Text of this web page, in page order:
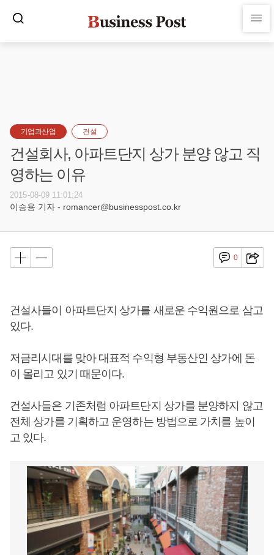
기업과산업 건설
건설회사, 아파트단지 상가 분양 않고 직
영하는 이유
2015-08-09 11:01:24
이승용 기자 - romancer@businesspost.co.kr
0
건설사들이 아파트단지 상가를 새로운 수익원으로 삼고
있다.
저금리시대를 맞아 대표적 수익형 부동산인 상가에 돈
이 몰리고 있기 때문이다.
건설사들은 기존처럼 아파트단지 상가를 분양하지 않고
전체 상가를 기획하고 운영하는 방법으로 가치를 높이
고 있다.